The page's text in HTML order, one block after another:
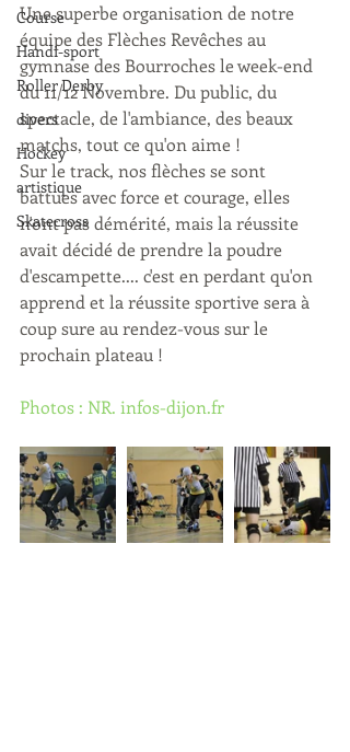
Course
Handi-sport
Roller Derby
divers
Hockey
artistique
Skatecross
Une superbe organisation de notre
équipe des Flèches Revêches au
gymnase des Bourroches le week-end
du 11/12 Novembre. Du public, du
spectacle, de l'ambiance, des beaux
matchs, tout ce qu'on aime !
Sur le track, nos flèches se sont
battues avec force et courage, elles
n'ont pas démérité, mais la réussite
avait décidé de prendre la poudre
d'escampette.... c'est en perdant qu'on
apprend et la réussite sportive sera à
coup sure au rendez-vous sur le
prochain plateau !
Photos : NR. infos-dijon.fr